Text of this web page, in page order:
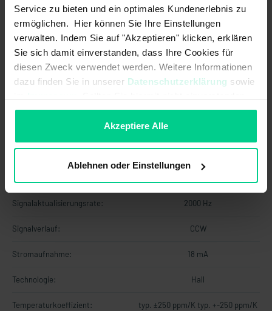
Service zu bieten und ein optimales Kundenerlebnis zu
ermöglichen. Hier können Sie Ihre Einstellungen
verwalten. Indem Sie auf "Akzeptieren" klicken, erklären
Sie sich damit einverstanden, dass Ihre Cookies für
diesen Zweck verwendet werden. Weitere Informationen
dazu finden Sie in unserer Datenschutzerklärung sowie
sein, können Sie die Verwendung von Cookies hier
Akzeptiere Alle
Ablehnen oder Einstellungen
EMV Land- und forstwirtschaftliche
Maschinen (Norm):
EN ISO 14982<br>pulse 5b: max.
voltage 35V (absolute), functional
status C for pulse 1 and 4
Versorgung:
Lastwiderstand min.: -
Signalaktualisierungsrate: 2000 Hz
Signalverlauf: CCW
Stromaufnahme: 18 mA
Technologie: Hall
Temperaturkoeffizient: typ. ±250 ppm/K typ. +-250 ppm/K